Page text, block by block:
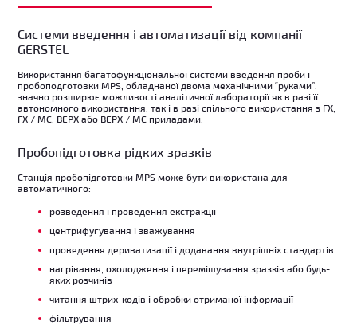
Системи введення і автоматизації від компанії
GERSTEL
Використання багатофункціональної системи введення проби і
пробоподготовки MPS, обладнаної двома механічними “руками”,
значно розширює можливості аналітичної лабораторії як в разі її
автономного використання, так і в разі спільного використання з ГХ,
ГХ / МС, ВЕРХ або ВЕРХ / МС приладами.
Пробопідготовка рідких зразків
Станція пробопідготовки MPS може бути використана для
автоматичного:
розведення і проведення екстракції
центрифугування і зважування
проведення дериватизації і додавання внутрішніх стандартів
нагрівання, охолодження і перемішування зразків або будь-
яких розчинів
читання штрих-кодів і обробки отриманої інформації
фільтрування